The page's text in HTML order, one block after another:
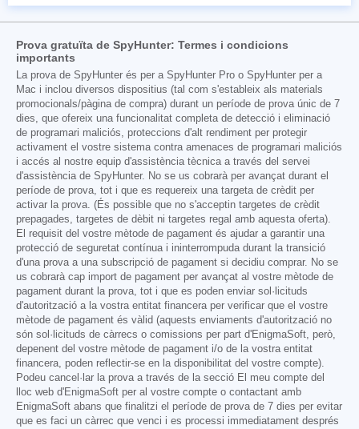
Prova gratuïta de SpyHunter: Termes i condicions
importants
La prova de SpyHunter és per a SpyHunter Pro o SpyHunter per a
Mac i inclou diversos dispositius (tal com s'estableix als materials
promocionals/pàgina de compra) durant un període de prova únic de 7
dies, que ofereix una funcionalitat completa de detecció i eliminació
de programari maliciós, proteccions d'alt rendiment per protegir
activament el vostre sistema contra amenaces de programari maliciós
i accés al nostre equip d'assistència tècnica a través del servei
d'assistència de SpyHunter. No se us cobrarà per avançat durant el
període de prova, tot i que es requereix una targeta de crèdit per
activar la prova. (És possible que no s'acceptin targetes de crèdit
prepagades, targetes de dèbit ni targetes regal amb aquesta oferta).
El requisit del vostre mètode de pagament és ajudar a garantir una
protecció de seguretat contínua i ininterrompuda durant la transició
d'una prova a una subscripció de pagament si decidiu comprar. No se
us cobrarà cap import de pagament per avançat al vostre mètode de
pagament durant la prova, tot i que es poden enviar sol·licituds
d'autorització a la vostra entitat financera per verificar que el vostre
mètode de pagament és vàlid (aquests enviaments d'autorització no
són sol·licituds de càrrecs o comissions per part d'EnigmaSoft, però,
depenent del vostre mètode de pagament i/o de la vostra entitat
financera, poden reflectir-se en la disponibilitat del vostre compte).
Podeu cancel·lar la prova a través de la secció El meu compte del
lloc web d'EnigmaSoft per al vostre compte o contactant amb
EnigmaSoft abans que finalitzi el període de prova de 7 dies per evitar
que es faci un càrrec que venci i es processi immediatament després